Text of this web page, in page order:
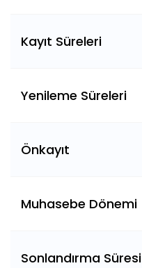
Kayıt Süreleri
Yenileme Süreleri
Önkayıt
Muhasebe Dönemi
Sonlandırma Süresi